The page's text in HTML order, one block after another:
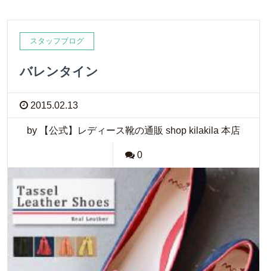
スタッフブログ
バレンタイン
2015.02.13
by 【公式】レディース靴の通販 shop kilakila 本店
0